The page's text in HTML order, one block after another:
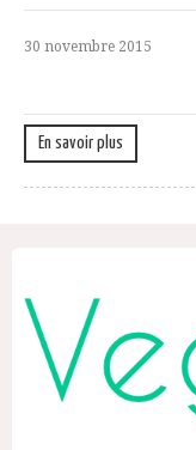
30 novembre 2015
En savoir plus